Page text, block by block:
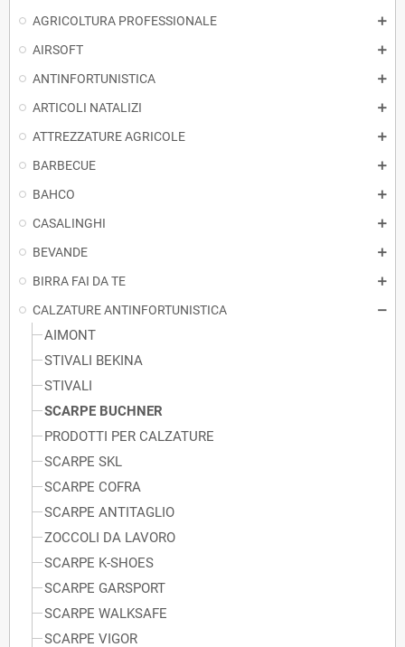
AGRICOLTURA PROFESSIONALE
AIRSOFT
ANTINFORTUNISTICA
ARTICOLI NATALIZI
ATTREZZATURE AGRICOLE
BARBECUE
BAHCO
CASALINGHI
BEVANDE
BIRRA FAI DA TE
CALZATURE ANTINFORTUNISTICA
AIMONT
STIVALI BEKINA
STIVALI
SCARPE BUCHNER
PRODOTTI PER CALZATURE
SCARPE SKL
SCARPE COFRA
SCARPE ANTITAGLIO
ZOCCOLI DA LAVORO
SCARPE K-SHOES
SCARPE GARSPORT
SCARPE WALKSAFE
SCARPE VIGOR